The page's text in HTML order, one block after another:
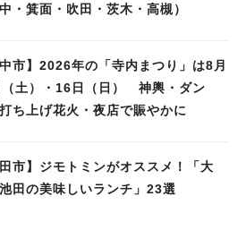
中・箕面・吹田・茨木・高槻）
中市】2026年の「寺内まつり」は8月
（土）・16日（日） 神輿・ダン
ち上げ花火・夜店で賑やかに
田市】ジモトミンがオススメ！「大
田の美味しいランチ」23選